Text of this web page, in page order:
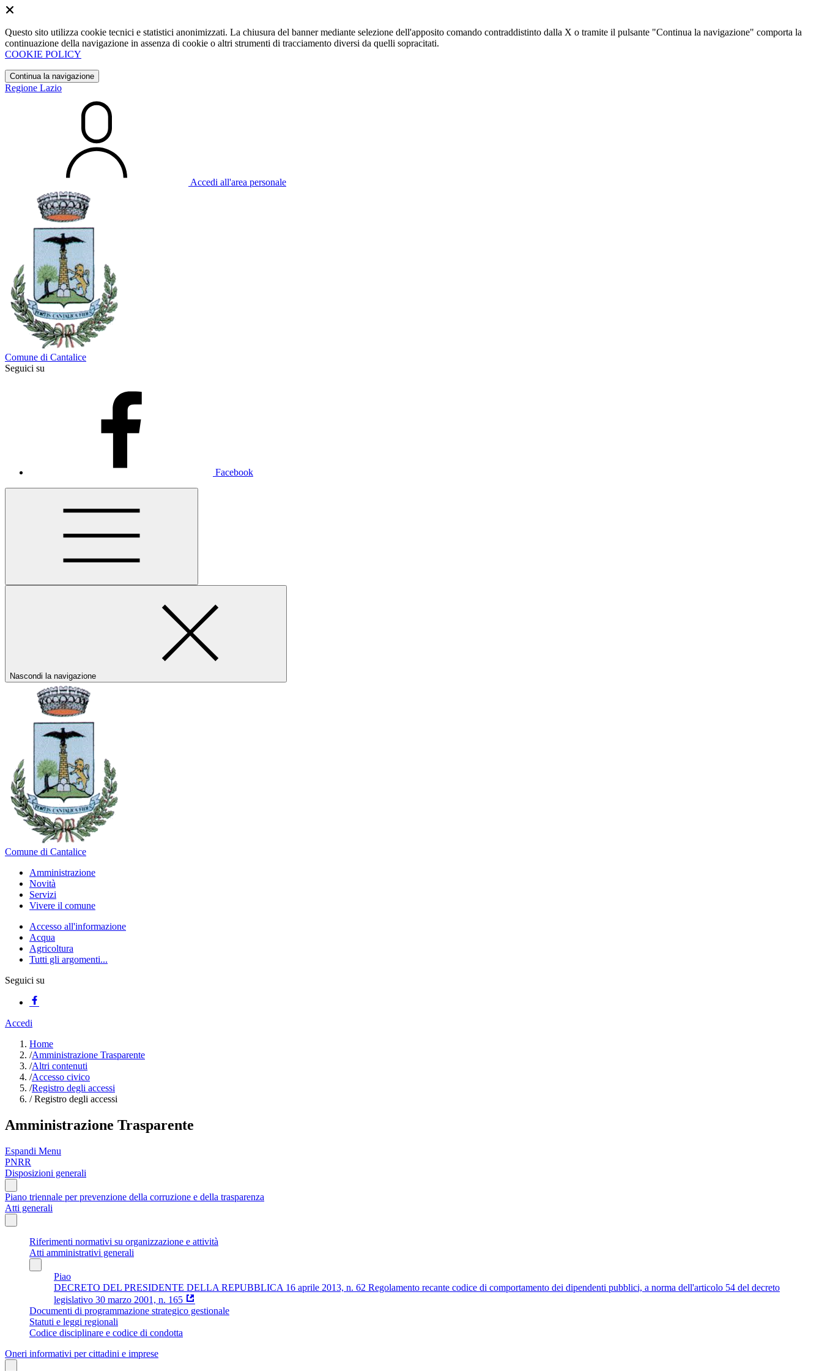
Questo sito utilizza cookie tecnici e statistici anonimizzati. La chiusura del banner mediante selezione dell'apposito comando contraddistinto dalla X o tramite il pulsante "Continua la navigazione" comporta la
continuazione della navigazione in assenza di cookie o altri strumenti di tracciamento diversi da quelli sopracitati.
COOKIE POLICY
Continua la navigazione
Regione Lazio
Accedi all'area personale
Comune di Cantalice
Seguici su
Facebook
Nascondi la navigazione
Comune di Cantalice
Amministrazione
Novità
Servizi
Vivere il comune
Accesso all'informazione
Acqua
Agricoltura
Tutti gli argomenti...
Seguici su
Accedi
Home
/Amministrazione Trasparente
/Altri contenuti
/Accesso civico
/Registro degli accessi
/Registro degli accessi
Amministrazione Trasparente
Espandi Menu
PNRR
Disposizioni generali
Piano triennale per prevenzione della corruzione e della trasparenza
Atti generali
Riferimenti normativi su organizzazione e attività
Atti amministrativi generali
Piao
DECRETO DEL PRESIDENTE DELLA REPUBBLICA 16 aprile 2013, n. 62 Regolamento recante codice di comportamento dei dipendenti pubblici, a norma dell'articolo 54 del decreto
legislativo 30 marzo 2001, n. 165
Documenti di programmazione strategico gestionale
Statuti e leggi regionali
Codice disciplinare e codice di condotta
Oneri informativi per cittadini e imprese